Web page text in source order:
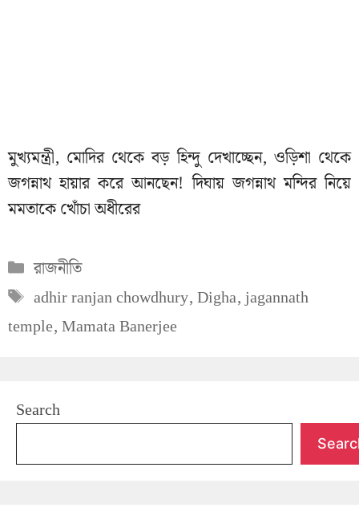
মুখ্যমন্ত্রী, মোদির থেকে বড় হিন্দু দেখাচ্ছেন, ওড়িশা থেকে
জগন্নাথ হায়ার করে আনছেন! দিঘায় জগন্নাথ মন্দির নিয়ে
মমতাকে খোঁচা অধীরের
Categories
রাজনীতি
Tags
adhir ranjan chowdhury,Digha,jagannath
temple,Mamata Banerjee
Search